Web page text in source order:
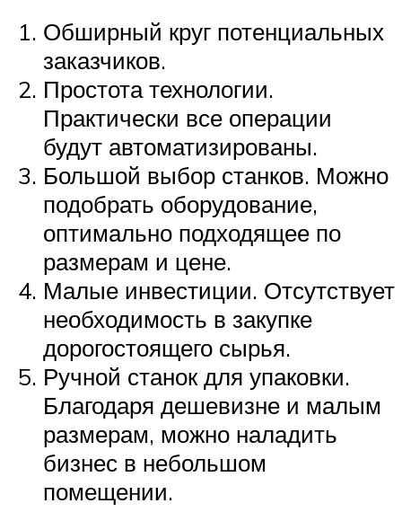
Обширный круг потенциальных
заказчиков.
Простота технологии.
Практически все операции
будут автоматизированы.
Большой выбор станков. Можно
подобрать оборудование,
оптимально подходящее по
размерам и цене.
Малые инвестиции. Отсутствует
необходимость в закупке
дорогостоящего сырья.
Ручной станок для упаковки.
Благодаря дешевизне и малым
размерам, можно наладить
бизнес в небольшом
помещении.